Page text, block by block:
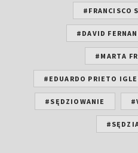
#FRANCISCO
#DAVID
#MARTA
#EDUARDO PRIETO
#SĘDZIOWANIE